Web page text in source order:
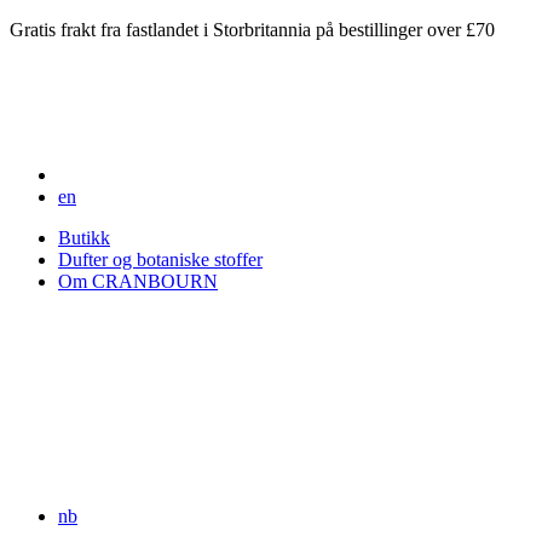
Gratis frakt fra fastlandet i Storbritannia på bestillinger over £70
en
Butikk
Dufter og botaniske stoffer
Om CRANBOURN
nb